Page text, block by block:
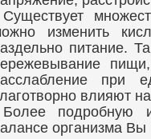
Существует
изменить
питание.
влияют
Более
организма